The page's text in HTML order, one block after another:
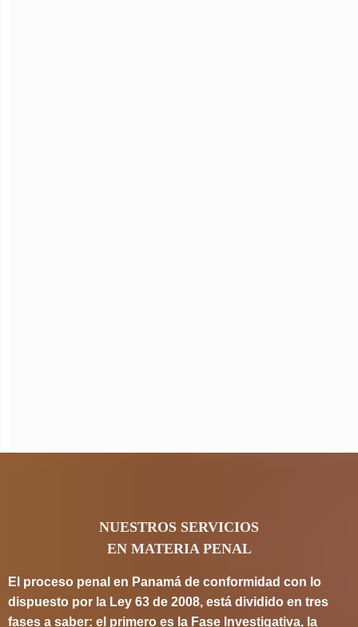
NUESTROS SERVICIOS
EN MATERIA PENAL
El proceso penal en Panamá de conformidad con lo
dispuesto por la Ley 63 de 2008, está dividido en tres
fases a saber: el primero es la Fase Investigativa, la